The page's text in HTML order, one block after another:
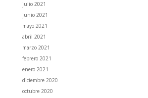
julio 2021
junio 2021
mayo 2021
abril 2021
marzo 2021
febrero 2021
enero 2021
diciembre 2020
octubre 2020